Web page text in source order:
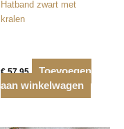
Hatband zwart met
kralen
€57,95
Toevoegen
aan winkelwagen